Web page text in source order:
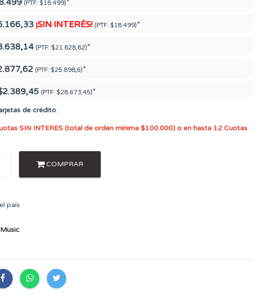
(PTF: $18.499)*
¡SIN INTERÉS! (PTF: $18.499)*
(PTF: $21.828,82)*
(PTF: $25.898,6)*
(PTF: $28.673,45)*
de crédito.
SIN INTERES (total de orden minima $100.000) o en hasta 12 Cuotas
COMPRAR
país
.